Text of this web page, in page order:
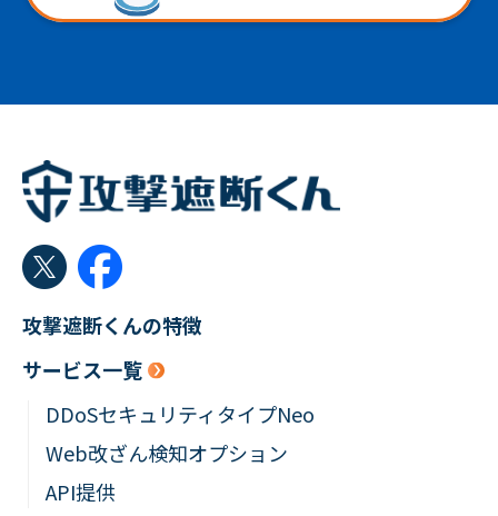
攻撃遮断くんの特徴
サービス一覧
DDoSセキュリティタイプNeo
Web改ざん検知オプション
API提供